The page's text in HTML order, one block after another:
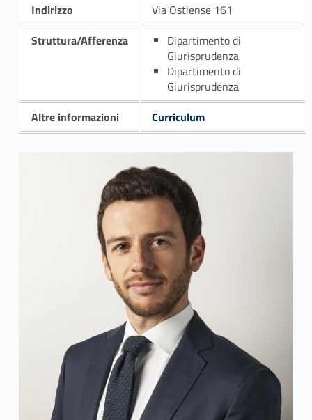
Indirizzo
Via Ostiense 161
Struttura/Afferenza
Dipartimento di
Giurisprudenza
Dipartimento di
Giurisprudenza
Altre informazioni
Curriculum